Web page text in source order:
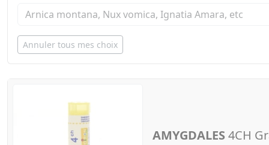
Annuler tous mes choix
AMYGDALES 4CH